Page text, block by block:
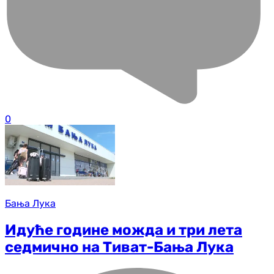
0
Бања Лука
Идуће године можда и три лета
седмично на Тиват-Бања Лука